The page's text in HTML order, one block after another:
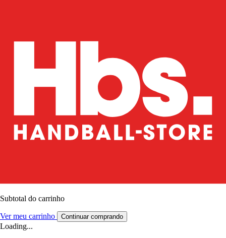
Subtotal do carrinho
Ver meu carrinho Continuar comprando
Loading...